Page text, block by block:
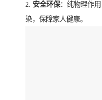
2. 安全环保：纯物理作
染，保障家人健康。